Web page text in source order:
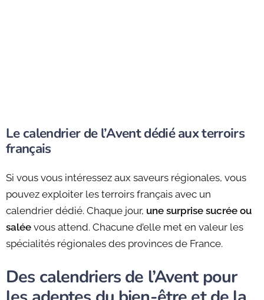
Le calendrier de l’Avent dédié aux terroirs
français
Si vous vous intéressez aux saveurs régionales, vous
pouvez exploiter les terroirs français avec un
calendrier dédié. Chaque jour, une surprise sucrée ou
salée vous attend. Chacune d’elle met en valeur les
spécialités régionales des provinces de France.
Des calendriers de l’Avent pour